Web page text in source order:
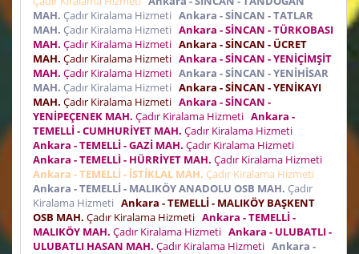
MAH. Çadır Kiralama Hizmeti Ankara - SİNCAN - TATLAR
MAH. Çadır Kiralama Hizmeti Ankara - SİNCAN - TÜRKOBASI
MAH. Çadır Kiralama Hizmeti Ankara - SİNCAN - ÜCRET
MAH. Çadır Kiralama Hizmeti Ankara - SİNCAN - YENİÇİMŞİT
MAH. Çadır Kiralama Hizmeti Ankara - SİNCAN - YENİHİSAR
MAH. Çadır Kiralama Hizmeti Ankara - SİNCAN - YENİKAYI
MAH. Çadır Kiralama Hizmeti Ankara - SİNCAN -
YENİPEÇENEK MAH. Çadır Kiralama Hizmeti Ankara -
TEMELLİ - CUMHURİYET MAH. Çadır Kiralama Hizmeti
Ankara - TEMELLİ - GAZİ MAH. Çadır Kiralama Hizmeti
Ankara - TEMELLİ - HÜRRİYET MAH. Çadır Kiralama Hizmeti
Ankara - TEMELLİ - İSTİKLAL MAH. Çadır Kiralama Hizmeti
Ankara - TEMELLİ - MALIKÖY ANADOLU OSB MAH. Çadır
Kiralama Hizmeti Ankara - TEMELLİ - MALIKÖY BAŞKENT
OSB MAH. Çadır Kiralama Hizmeti Ankara - TEMELLİ -
MALIKÖY MAH. Çadır Kiralama Hizmeti Ankara - ULUBATLI -
ULUBATLI HASAN MAH. Çadır Kiralama Hizmeti Ankara -